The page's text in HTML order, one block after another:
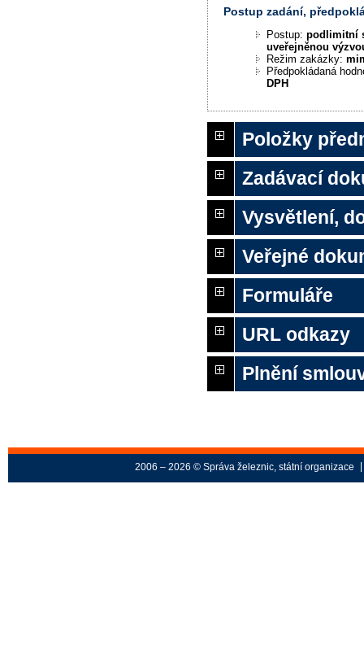
Postup zadání,
Postup:podlimitní
uveřejněnou
Režim zakázky:
Předpokládaná
DPH
Položky
Zadávací
Vysvětlení,
Veřejné
Formuláře
URL odkazy
Plnění
2006 – 2026 © Správa železnic, státní organizace